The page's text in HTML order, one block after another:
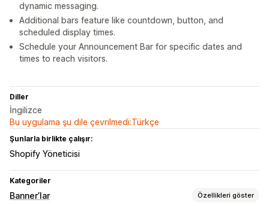
dynamic messaging.
Additional bars feature like countdown, button, and
scheduled display times.
Schedule your Announcement Bar for specific dates and
times to reach visitors.
Diller
İngilizce
Bu uygulama şu dile çevrilmedi:Türkçe
Şunlarla birlikte çalışır:
Shopify Yöneticisi
Kategoriler
Banner’lar Özellikleri göster